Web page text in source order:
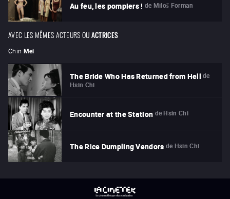
Au feu, les pompiers ! de Miloš Forman
AVEC LES MÊMES ACTEURS OUACTRICES
Chin Mei
The Bride Who Has Returned from Hell de
Hsin Chi
Encounter at the Station de Hsin Chi
The Rice Dumpling Vendors de Hsin Chi